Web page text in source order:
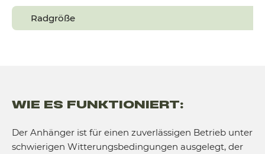
Radgröße
WIE ES FUNKTIONIERT:
Der Anhänger ist für einen zuverlässigen Betrieb unter
schwierigen Witterungsbedingungen ausgelegt, der